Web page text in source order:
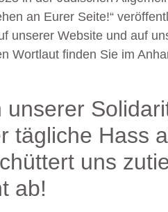
an Eurer Seite!“
unserer Website und auf
Wortlaut finden Sie im
unserer
tägliche Hass
uns
ab!